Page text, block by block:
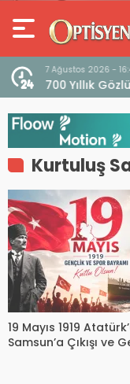
7 Ağustos 2026 -
700 Yıllık
dell’Occhiale”
Kurtuluş
19 Mayıs 1919
Samsun’a Çıkışı ve